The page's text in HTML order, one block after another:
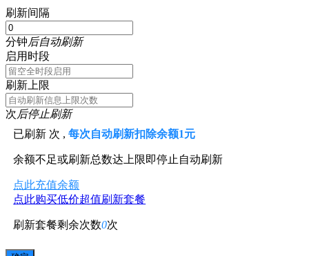
刷新间隔
分钟后自动刷新
启用时段
刷新上限
次后停止刷新
已刷新 次 ,每次自动刷新扣除余额1元
余额不足或刷新总数达上限即停止自动刷新
点此充值余额
点此购买低价超值刷新套餐
刷新套餐剩余次数0次